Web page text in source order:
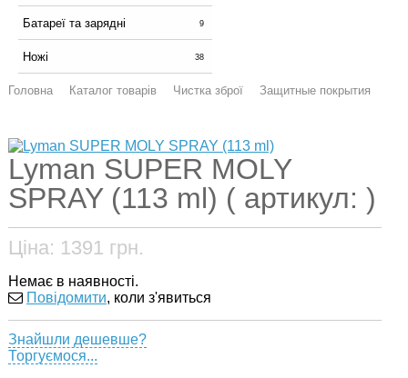
Батареї та зарядні 9
Ножі 38
Головна Каталог товарів Чистка зброї Защитные покрытия
Lyman SUPER MOLY
SPRAY (113 ml) ( артикул: )
Ціна: 1391 грн.
Немає в наявності.
Повідомити, коли з'явиться
Знайшли дешевше?
Торгуємося...